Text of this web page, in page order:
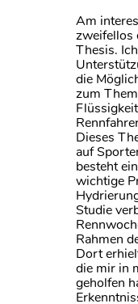
Am
zweifellos
Thesis.
die
zum
Dieses
auf
besteht
wichtige
Studie
Rahmen
Dort
die mir in
geholfen